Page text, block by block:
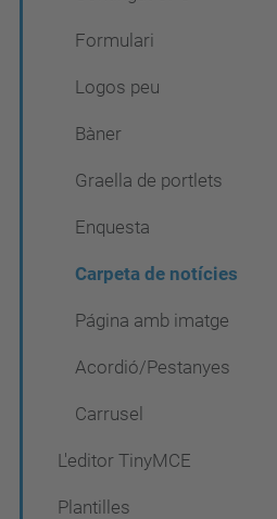
Formulari
Logos peu
Bàner
Graella de portlets
Enquesta
Carpeta de notícies
Página amb imatge
Acordió/Pestanyes
Carrusel
L'editor TinyMCE
Plantilles